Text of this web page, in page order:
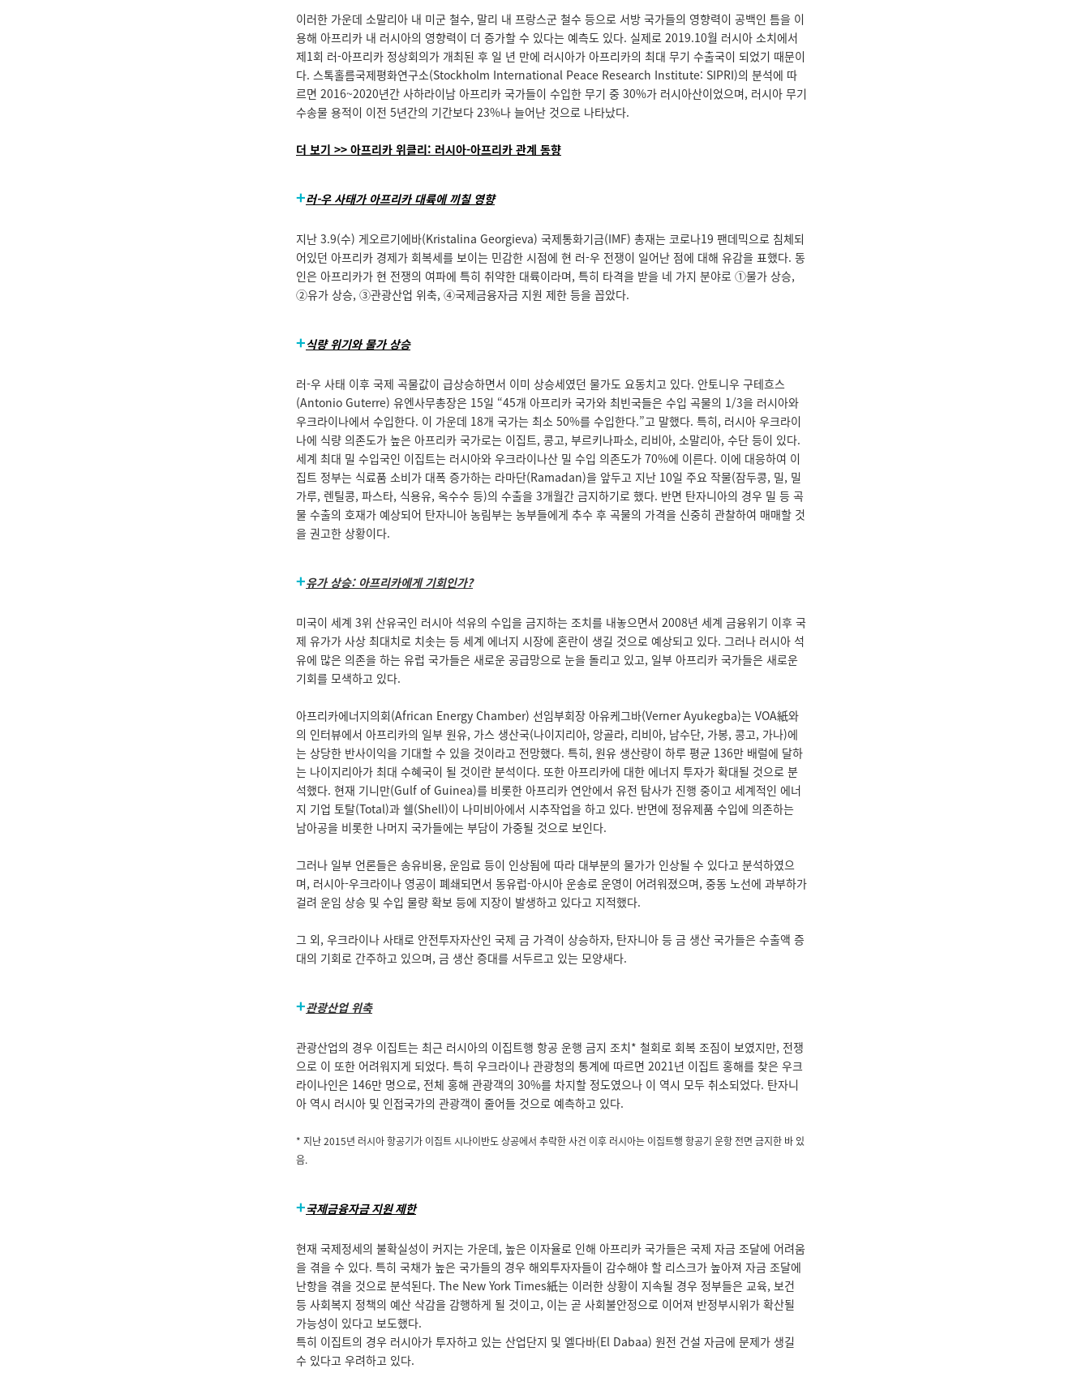
이러한 가운데 소말리아 내 미군 철수, 말리 내 프랑스군 철수 등으로 서방 국가들의 영향력이 공백인 틈을 이
용해 아프리카 내 러시아의 영향력이 더 증가할 수 있다는 예측도 있다. 실제로 2019.10월 러시아 소치에서
제1회 러-아프리카 정상회의가 개최된 후 일 년 만에 러시아가 아프리카의 최대 무기 수출국이 되었기 때문이
다. 스톡홀름국제평화연구소(Stockholm International Peace Research Institute: SIPRI)의 분석에 따
르면 2016~2020년간 사하라이남 아프리카 국가들이 수입한 무기 중 30%가 러시아산이었으며, 러시아 무기
수송물 용적이 이전 5년간의 기간보다 23%나 늘어난 것으로 나타났다.
더 보기 >> 아프리카 위클리: 러시아-아프리카 관계 동향
+러-우 사태가 아프리카 대륙에 끼칠 영향
지난 3.9(수) 게오르기에바(Kristalina Georgieva) 국제통화기금(IMF) 총재는 코로나19 팬데믹으로 침체되
어있던 아프리카 경제가 회복세를 보이는 민감한 시점에 현 러-우 전쟁이 일어난 점에 대해 유감을 표했다. 동
인은 아프리카가 현 전쟁의 여파에 특히 취약한 대륙이라며, 특히 타격을 받을 네 가지 분야로 ①물가 상승,
②유가 상승, ③관광산업 위축, ④국제금융자금 지원 제한 등을 꼽았다.
+식량 위기와 물가 상승
러-우 사태 이후 국제 곡물값이 급상승하면서 이미 상승세였던 물가도 요동치고 있다. 안토니우 구테흐스
(Antonio Guterre) 유엔사무총장은 15일 “45개 아프리카 국가와 최빈국들은 수입 곡물의 1/3을 러시아와
우크라이나에서 수입한다. 이 가운데 18개 국가는 최소 50%를 수입한다.”고 말했다. 특히, 러시아 우크라이
나에 식량 의존도가 높은 아프리카 국가로는 이집트, 콩고, 부르키나파소, 리비아, 소말리아, 수단 등이 있다.
세계 최대 밀 수입국인 이집트는 러시아와 우크라이나산 밀 수입 의존도가 70%에 이른다. 이에 대응하여 이
집트 정부는 식료품 소비가 대폭 증가하는 라마단(Ramadan)을 앞두고 지난 10일 주요 작물(잠두콩, 밀, 밀
가루, 렌틸콩, 파스타, 식용유, 옥수수 등)의 수출을 3개월간 금지하기로 했다. 반면 탄자니아의 경우 밀 등 곡
물 수출의 호재가 예상되어 탄자니아 농림부는 농부들에게 추수 후 곡물의 가격을 신중히 관찰하여 매매할 것
을 권고한 상황이다.
+유가 상승: 아프리카에게 기회인가?
미국이 세계 3위 산유국인 러시아 석유의 수입을 금지하는 조치를 내놓으면서 2008년 세계 금융위기 이후 국
제 유가가 사상 최대치로 치솟는 등 세계 에너지 시장에 혼란이 생길 것으로 예상되고 있다. 그러나 러시아 석
유에 많은 의존을 하는 유럽 국가들은 새로운 공급망으로 눈을 돌리고 있고, 일부 아프리카 국가들은 새로운
기회를 모색하고 있다.
아프리카에너지의회(African Energy Chamber) 선임부회장 아유케그바(Verner Ayukegba)는 VOA紙와
의 인터뷰에서 아프리카의 일부 원유, 가스 생산국(나이지리아, 앙골라, 리비아, 남수단, 가봉, 콩고, 가나)에
는 상당한 반사이익을 기대할 수 있을 것이라고 전망했다. 특히, 원유 생산량이 하루 평균 136만 배럴에 달하
는 나이지리아가 최대 수혜국이 될 것이란 분석이다. 또한 아프리카에 대한 에너지 투자가 확대될 것으로 분
석했다. 현재 기니만(Gulf of Guinea)를 비롯한 아프리카 연안에서 유전 탐사가 진행 중이고 세계적인 에너
지 기업 토탈(Total)과 쉘(Shell)이 나미비아에서 시추작업을 하고 있다. 반면에 정유제품 수입에 의존하는
남아공을 비롯한 나머지 국가들에는 부담이 가중될 것으로 보인다.
그러나 일부 언론들은 송유비용, 운임료 등이 인상됨에 따라 대부분의 물가가 인상될 수 있다고 분석하였으
며, 러시아-우크라이나 영공이 폐쇄되면서 동유럽-아시아 운송로 운영이 어려워졌으며, 중동 노선에 과부하가
걸려 운임 상승 및 수입 물량 확보 등에 지장이 발생하고 있다고 지적했다.
그 외, 우크라이나 사태로 안전투자자산인 국제 금 가격이 상승하자, 탄자니아 등 금 생산 국가들은 수출액 증
대의 기회로 간주하고 있으며, 금 생산 증대를 서두르고 있는 모양새다.
+관광산업 위축
관광산업의 경우 이집트는 최근 러시아의 이집트행 항공 운행 금지 조치* 철회로 회복 조짐이 보였지만, 전쟁
으로 이 또한 어려워지게 되었다. 특히 우크라이나 관광청의 통계에 따르면 2021년 이집트 홍해를 찾은 우크
라이나인은 146만 명으로, 전체 홍해 관광객의 30%를 차지할 정도였으나 이 역시 모두 취소되었다. 탄자니
아 역시 러시아 및 인접국가의 관광객이 줄어들 것으로 예측하고 있다.
* 지난2015년 러시아 항공기가 이집트 시나이반도 상공에서 추락한 사건 이후 러시아는 이집트행 항공기 운항 전면 금지한 바 있
음.
+국제금융자금 지원 제한
현재 국제정세의 불확실성이 커지는 가운데, 높은 이자율로 인해 아프리카 국가들은 국제 자금 조달에 어려움
을 겪을 수 있다. 특히 국채가 높은 국가들의 경우 해외투자자들이 감수해야 할 리스크가 높아져 자금 조달에
난항을 겪을 것으로 분석된다. The New York Times紙는 이러한 상황이 지속될 경우 정부들은 교육, 보건
등 사회복지 정책의 예산 삭감을 감행하게 될 것이고, 이는 곧 사회불안정으로 이어져 반정부시위가 확산될
가능성이 있다고 보도했다.
특히 이집트의 경우 러시아가 투자하고 있는 산업단지 및 엘다바(El Dabaa) 원전 건설 자금에 문제가 생길
수 있다고 우려하고 있다.